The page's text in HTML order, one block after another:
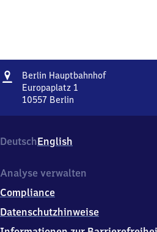
Adresse
Berlin HauptbahnhofBerlin
Europaplatz 1
10557 Berlin
Europaplatz
1,
0
5
7
DeutschEnglish
Analyse verwalten
Compliance
Datenschutzhinweise